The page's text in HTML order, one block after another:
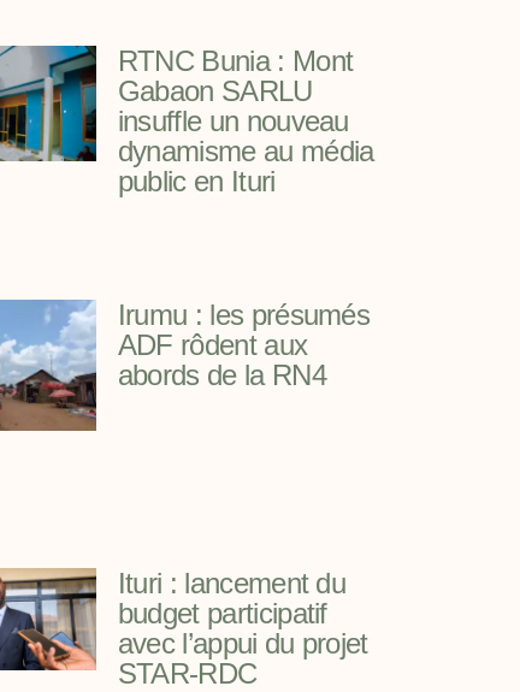
RTNC Bunia : Mont
Gabaon SARLU
insuffle un nouveau
dynamisme au média
public en Ituri
Irumu : les présumés
ADF rôdent aux
abords de la RN4
Ituri : lancement du
budget participatif
avec l’appui du projet
STAR-RDC